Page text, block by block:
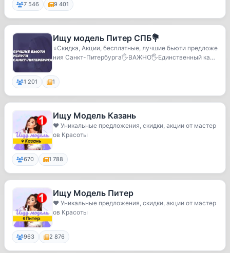
7 546 9 401
Ищу модель Питер СПБ💐
⭐️Скидка, Акции, бесплатные, лучшие бьюти предложе
ния Санкт-Питербурга🖐️ВАЖНО🖐️Единственный кана
1 201 1
Ищу Модель Казань
❤️ Уникальные предложения, скидки, акции от мастер
ов Красоты
670 1 788
Ищу Модель Питер
❤️ Уникальные предложения, скидки, акции от мастер
ов Красоты
963 2 876